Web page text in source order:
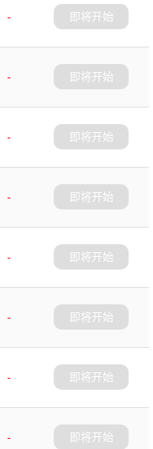
-
即将开始
-
即将开始
-
即将开始
-
即将开始
-
即将开始
-
即将开始
-
即将开始
-
即将开始